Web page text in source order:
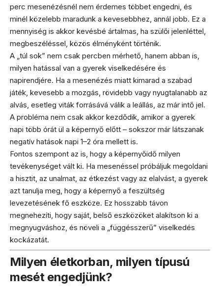
perc mesenézésnél nem érdemes többet engedni, és
minél közelebb maradunk a kevesebbhez, annál jobb. Ez a
mennyiség is akkor kevésbé ártalmas, ha szülői jelenléttel,
megbeszéléssel, közös élményként történik.
A „túl sok” nem csak percben mérhető, hanem abban is,
milyen hatással van a gyerek viselkedésére és
napirendjére. Ha a mesenézés miatt kimarad a szabad
játék, kevesebb a mozgás, rövidebb vagy nyugtalanabb az
alvás, esetleg viták forrásává válik a leállás, az már intő jel.
A probléma nem csak akkor kezdődik, amikor a gyerek
napi több órát ül a képernyő előtt – sokszor már látszanak
negatív hatások napi 1–2 óra mellett is.
Fontos szempont az is, hogy a képernyőidő milyen
tevékenységet vált ki. Ha mesenéssel próbáljuk megoldani
a hisztit, az unalmat, az étkezést vagy az elalvást, a gyerek
azt tanulja meg, hogy a képernyő a feszültség
levezetésének fő eszköze. Ez hosszabb távon
megnehezíti, hogy saját, belső eszközöket alakítson ki a
megnyugváshoz, és növeli a „függésszerű” viselkedés
kockázatát.
Milyen életkorban, milyen típusú
mesét engedjünk?